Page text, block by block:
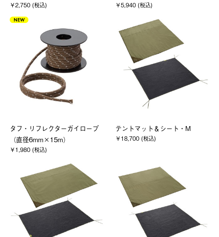
￥2,750 (税込) ￥5,940 (税込)
NEW
タフ・リフレクターガイロープ
（直径6mm×15m）
￥1,980 (税込)
テントマット＆シート・M
￥18,700 (税込)